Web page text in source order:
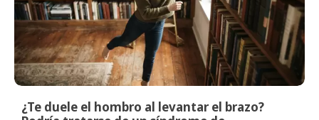
¿Te duele el hombro al levantar el brazo?